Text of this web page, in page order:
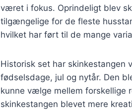
været i fokus. Oprindeligt blev
tilgængelige for de fleste
hvilket har ført til de mange
Historisk set har
fødselsdage, jul og nytår. Den
kunne vælge mellem forskellige
skinkestangen blevet mere